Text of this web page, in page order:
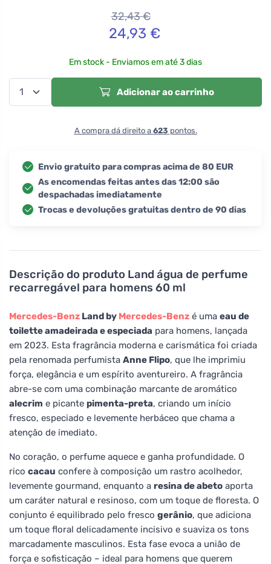
Descrição do produto Land água de perfume
recarregável para homens 60 ml
Mercedes-Benz Land by Mercedes-Benz é uma eau de
toilette amadeirada e especiada para homens, lançada
em 2023. Esta fragrância moderna e carismática foi criada
pela renomada perfumista Anne Flipo, que lhe imprimiu
força, elegância e um espírito aventureiro. A fragrância
abre-se com uma combinação marcante de aromático
alecrim e picante pimenta-preta, criando um início
fresco, especiado e levemente herbáceo que chama a
atenção de imediato.
No coração, o perfume aquece e ganha profundidade. O
rico cacau confere à composição um rastro acolhedor,
levemente gourmand, enquanto a resina de abeto aporta
um caráter natural e resinoso, com um toque de floresta. O
conjunto é equilibrado pelo fresco gerânio, que adiciona
um toque floral delicadamente incisivo e suaviza os tons
marcadamente masculinos. Esta fase evoca a união de
força e sofisticação – ideal para homens que querem
32,43€
24,93 €
Em stock - Enviamos em até 3 dias
Adicionar ao carrinho
A compra dá direito a 623 pontos.
Envio gratuito para compras acima de 80 EUR
As encomendas feitas antes das 12:00 são
despachadas imediatamente
Trocas e devoluções gratuitas dentro de 90 dias